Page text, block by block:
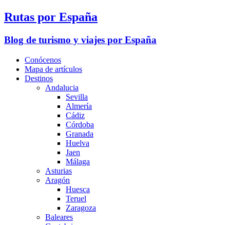
Rutas por España
Blog de turismo y viajes por España
Conócenos
Mapa de artículos
Destinos
Andalucia
Sevilla
Almería
Cádiz
Córdoba
Granada
Huelva
Jaen
Málaga
Asturias
Aragón
Huesca
Teruel
Zaragoza
Baleares